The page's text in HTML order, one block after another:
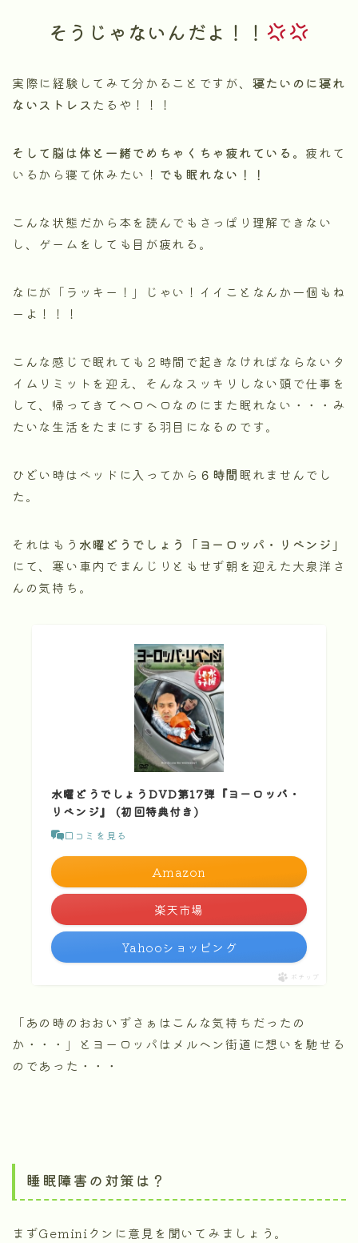
そうじゃないんだよ！！
実際に経験してみて分かることですが、 寝たいのに寝れ
ないストレス たるや！！！
そして脳は体と一緒でめちゃくちゃ疲れている。 疲れて
いるから寝て休みたい！ でも眠れない！！
こんな状態だから本を読んでもさっぱり理解できない
し、ゲームをしても目が疲れる。
なにが「ラッキー！」じゃい！イイことなんか一個もね
ーよ！！！
こんな感じで眠れても２時間で起きなければならないタ
イムリミットを迎え、そんなスッキリしない頭で仕事を
して、帰ってきてヘロヘロなのにまた眠れない・・・み
たいな生活をたまにする羽目になるのです。
ひどい時はベッドに入ってから ６時間 眠れませんでし
た。
それはもう 水曜どうでしょう「ヨーロッパ・リベンジ」
にて、寒い車内でまんじりともせず朝を迎えた大泉洋さ
んの気持ち。
水曜どうでしょうDVD第17弾『ヨーロッパ・
リベンジ』 (初回特典付き)
口コミを見る
Amazon
楽天市場
Yahooショッピング
ポチップ
「あの時のおおいずさぁはこんな気持ちだったの
か・・・」とヨーロッパはメルヘン街道に想いを馳せる
のであった・・・
睡眠障害の対策は？
まずGeminiクンに意見を聞いてみましょう。